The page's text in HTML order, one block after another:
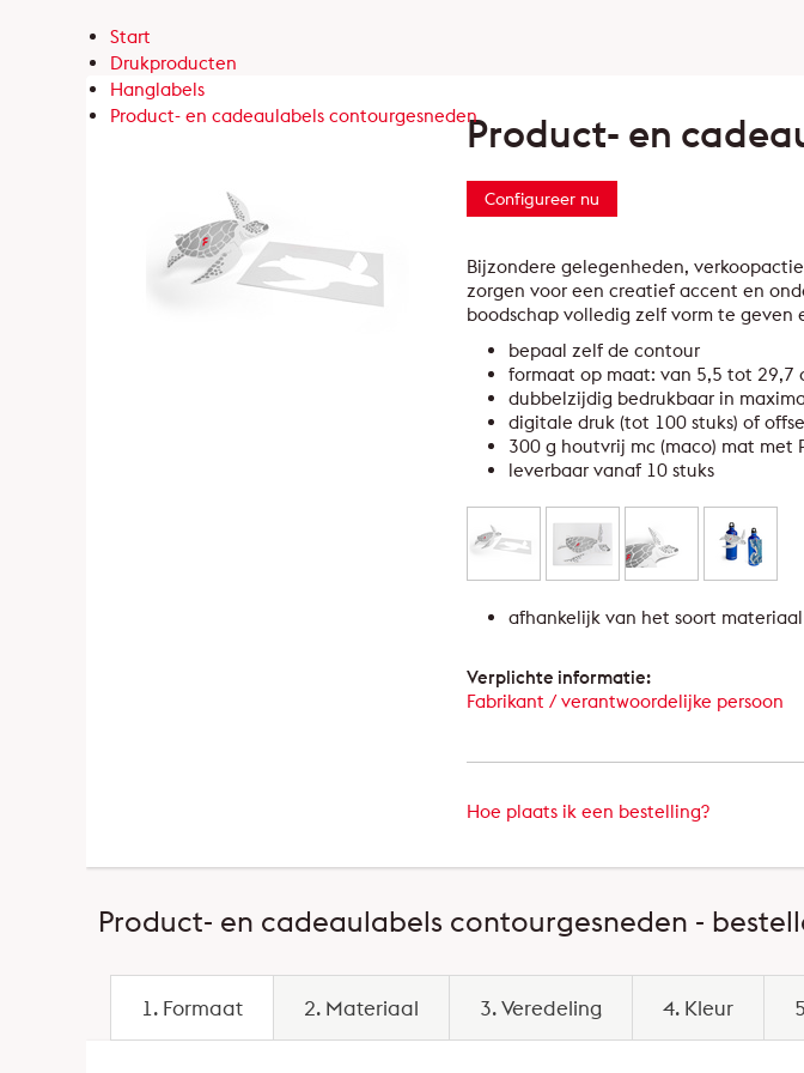
Start
Drukproducten
Hanglabels
Product- en cadeaulabels contourgesnedenProduct- en
Configureer nu
Bijzondere gelegenheden,
zorgen voor een creatief accent en
boodschap volledig zelf vorm te
bepaal zelf de contour
formaat op maat: van 5,5 tot 29,7
dubbelzijdig bedrukbaar in
digitale druk (tot 100 stuks) of
300 g houtvrij mc (maco) mat met
leverbaar vanaf 10 stuks
afhankelijk van het soort
Verplichte informatie:
Fabrikant / verantwoordelijke persoon
Hoe plaats ik een bestelling?
Product- en cadeaulabels contourgesneden -
1. Formaat 2. Materiaal 3. Veredeling 4. Kleur